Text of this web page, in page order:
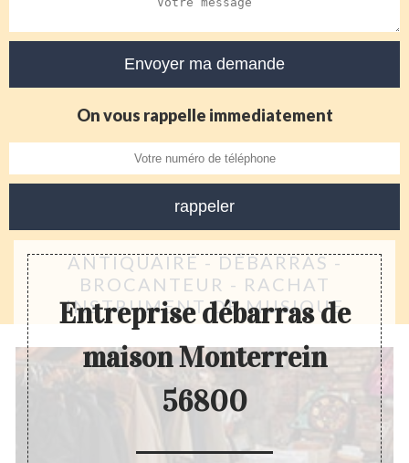
On vous rappelle immediatement
ANTIQUAIRE - DÉBARRAS -
BROCANTEUR - RACHAT
INSTRUMENT DE MUSIQUE
Entreprise débarras de
maison Monterrein
56800